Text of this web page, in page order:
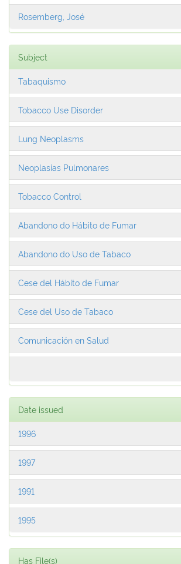
Rosemberg, José
Subject
Tabaquismo
Tobacco Use Disorder
Lung Neoplasms
Neoplasias Pulmonares
Tobacco Control
Abandono do Hábito de Fumar
Abandono do Uso de Tabaco
Cese del Hábito de Fumar
Cese del Uso de Tabaco
Comunicación en Salud
Date issued
1996
1997
1991
1995
Has File(s)